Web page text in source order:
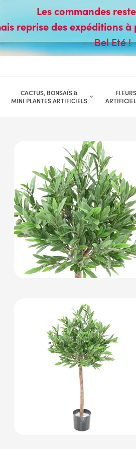
Les commandes
reprise des expéditions
Bel Eté !
CACTUS, BONSAÏS &
MINI PLANTES ARTIFICIELS
FLEURS